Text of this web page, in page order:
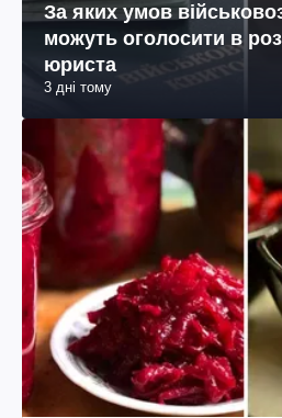
За яких умов
можуть оголосити в
юриста
3 дні тому